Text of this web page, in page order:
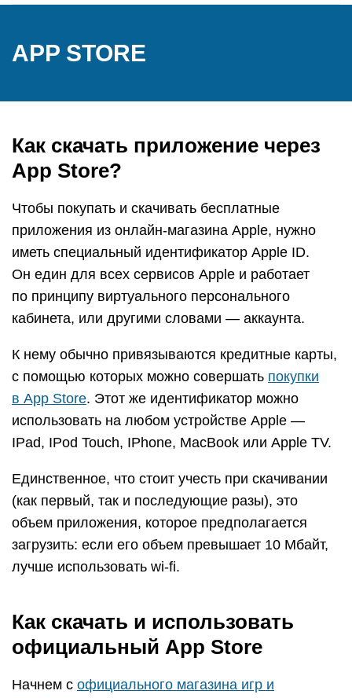
APP STORE
Как скачать приложение через
App Store?
Чтобы покупать и скачивать бесплатные
приложения из онлайн-магазина Apple, нужно
иметь специальный идентификатор Apple ID.
Он един для всех сервисов Apple и работает
по принципу виртуального персонального
кабинета, или другими словами — аккаунта.
К нему обычно привязываются кредитные карты,
с помощью которых можно совершать покупки
в App Store. Этот же идентификатор можно
использовать на любом устройстве Apple —
IPad, IPod Touch, IPhone, MacBook или Apple TV.
Единственное, что стоит учесть при скачивании
(как первый, так и последующие разы), это
объем приложения, которое предполагается
загрузить: если его объем превышает 10 Мбайт,
лучше использовать wi-fi.
Как скачать и использовать
официальный App Store
Начнем с официального магазина игр и